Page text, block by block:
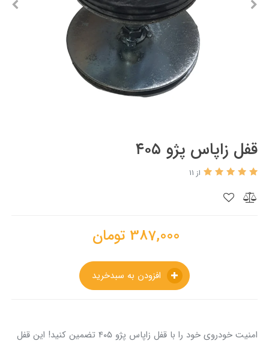
قفل زاپاس پژو ۴۰۵
از 11
387,000 تومان
امنیت خودروی خود را با قفل زاپاس پژو ۴۰۵ تضمین کنید! این قفل